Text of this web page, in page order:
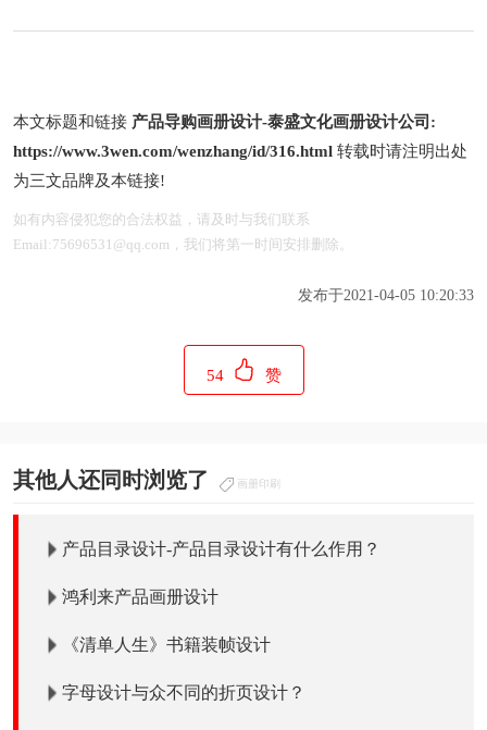
本文标题和链接 产品导购画册设计-泰盛文化画册设计公司:
https://www.3wen.com/wenzhang/id/316.html 转载时请注明出处
为三文品牌及本链接!
如有内容侵犯您的合法权益，请及时与我们联系
Email:75696531@qq.com，我们将第一时间安排删除。
发布于2021-04-05 10:20:33
54 赞
其他人还同时浏览了 画册印刷
产品目录设计-产品目录设计有什么作用？
鸿利来产品画册设计
《清单人生》书籍装帧设计
字母设计与众不同的折页设计？